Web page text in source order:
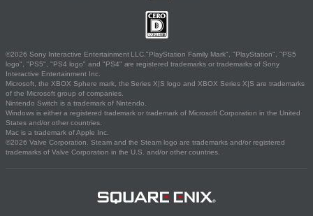
©2026 Sony Interactive Entertainment LLC."PlayStation Family Mark", "PlayStation", "PS5
logo", "PS5", "PS4 logo" and "PS4" are registered trademarks or trademarks of Sony
Interactive Entertainment Inc.
Microsoft, the XBOX Sphere mark, the Series X|S logo and XBOX Series X|S are trademarks
of the Microsoft group of companies.
Nintendo Switch is a trademark of Nintendo.
Windows is either a registered trademark or trademark of Microsoft Corporation in the United
States and/or other countries.
Mac is a trademark of Apple Inc.
©2026 Valve Corporation. Steam and the Steam logo are trademarks and/or registered
trademarks of Valve Corporation in the U.S. and/or other countries.